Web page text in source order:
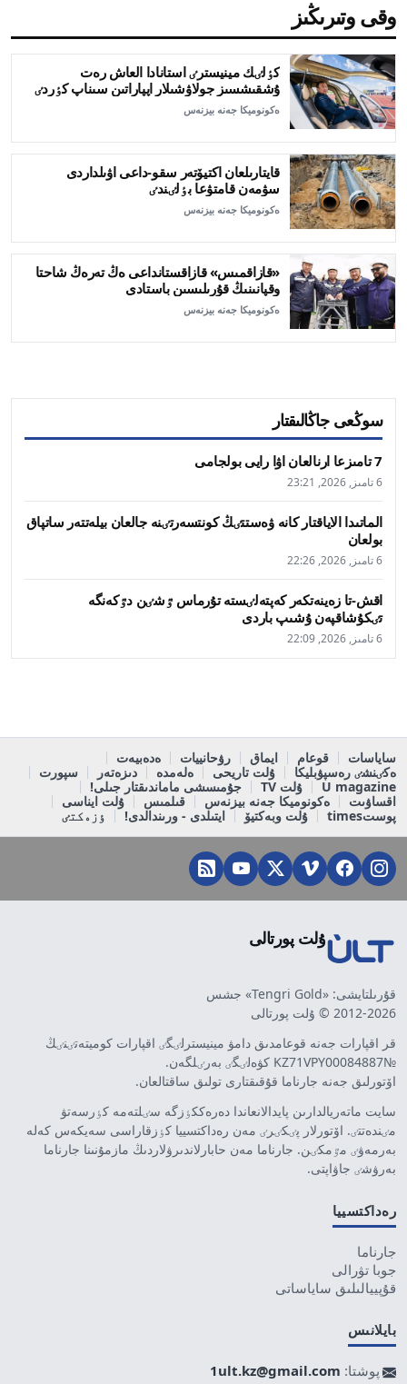
وقى وتىرىڭىز
كٶلٸك مينيسترٸ استانادا العاش رەت
ۇشقىشسىز جولاۋشىلار اپپاراتىن سىناپ كٶردٸ
ەكونوميكا جەنە بيزنەس
قايتارىلعان اكتيۆتەر سقو-داعى اۋىلداردى
سۋمەن قامتۋعا بٶلٸندٸ
ەكونوميكا جەنە بيزنەس
«قازاقمىس» قازاقستانداعى ەڭ تەرەڭ شاحتا
وقپانىنىڭ قۇرىلىسىن باستادى
ەكونوميكا جەنە بيزنەس
سوڭعى جاڭالىقتار
7 تامىزعا ارنالعان اۋا رايى بولجامى
6 تامىز, 2026, 23:21
الماتىدا الاياقتار كانە ۋەستتٸڭ كونتسەرتٸنە جالعان بيلەتتەر ساتپاق
بولعان
6 تامىز, 2026, 22:26
اقش-تا زەينەتكەر كەپتەلٸستە تۇرماس ٷشٸن دٷكەنگە
تٸكۇشاقپەن ۇشىپ باردى
6 تامىز, 2026, 22:09
ساياسات قوعام ايماق رۋحانييات
ەدەبيەت
ەكٸنشٸ رەسپۋبليكا
ۇلت تاريحى ەلەمدە دىزەتەر
سپورت
U magazine
ۇلت TV
جۇمىسشى ماماندىقتار جىلى!
اقساۋىت
ەكونوميكا جەنە بيزنەس قىلمىس
ۇلت ايناسى
پوستtimes
ۇلت وبەكتيۆ ايتىلدى - ورىندالدى! ٶزەكتٸ
ۇلت پورتالى
قۇرىلتايشى: «Tengri Gold» جشس
2012-2026 © ۇلت پورتالى
قر اقپارات جەنە قوعامدىق دامۋ مينيسترلٸگٸ اقپارات كوميتەتٸنٸڭ
№KZ71VPY00084887 كۋەلٸگٸ بەرٸلگەن.
اۆتورلىق جەنە جارناما قۇقىقتارى تولىق ساقتالعان.
سايت ماتەريالدارىن پايدالانعاندا دەرەككٶزگە سٸلتەمە كٶرسەتۋ
مٸندەتتٸ. اۆتورلار پٸكٸرٸ مەن رەداكتسييا كٶزقاراسى سەيكەس كەلە
بەرمەۋٸ مٷمكٸن. جارناما مەن حابارلاندىرۋلاردىڭ مازمۇنىنا جارناما
بەرۋشٸ جاۋاپتى.
رەداكتسييا
جارناما
جوبا تۋرالى
قۇپييالىلىق ساياساتى
بايلانىس
پوشتا: 1ult.kz@gmail.com